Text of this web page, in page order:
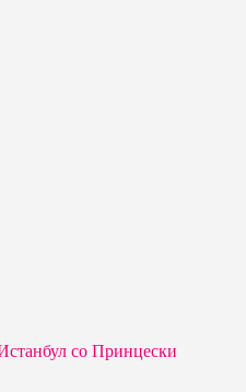
со Принцески